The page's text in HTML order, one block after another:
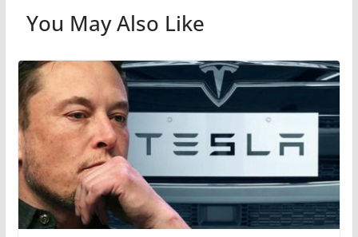
You May Also Like